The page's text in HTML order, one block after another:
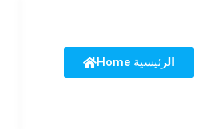
Home الرئيسية